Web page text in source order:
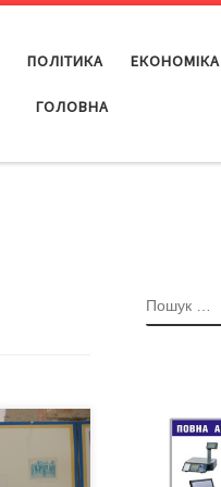
ПОЛІТИКА ЕКОНОМІКА
ГОЛОВНА
Чурай